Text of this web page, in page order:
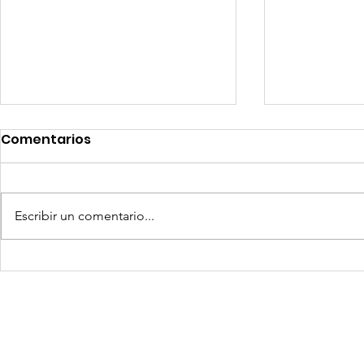
Competencia si: pero en
Comentarios
Escribir un comentario...